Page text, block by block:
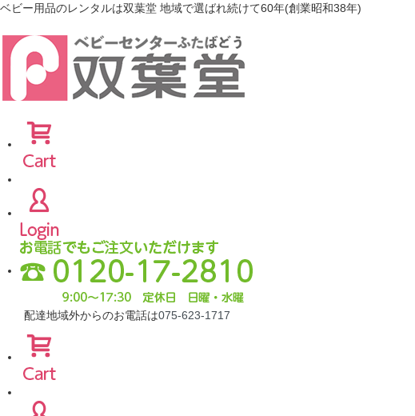
ベビー用品のレンタルは双葉堂 地域で選ばれ続けて60年(創業昭和38年)
配達地域外からのお電話は075-623-1717